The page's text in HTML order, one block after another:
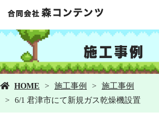
施工事例
HOME 施工事例
施工事例
6/1 君津市にて新規ガス乾燥機設置